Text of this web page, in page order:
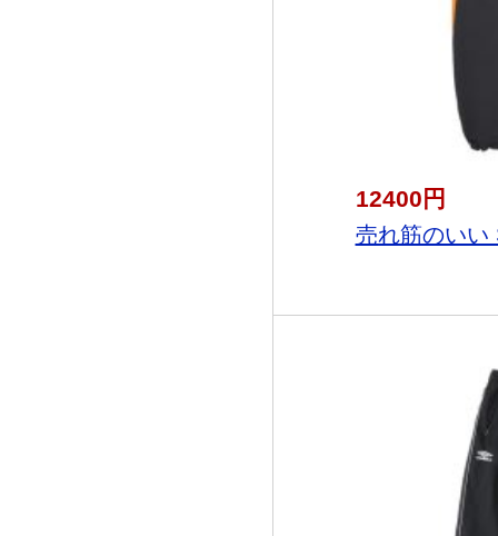
12400円
売れ筋のいい